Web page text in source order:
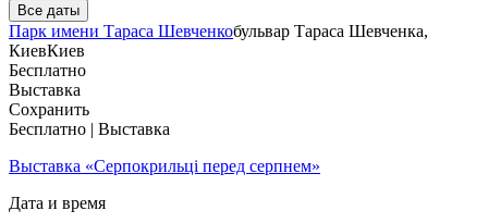
Все даты
Парк имени Тараса Шевченкобульвар Тараса Шевченка,
КиевКиев
Бесплатно
Выставка
Сохранить
Бесплатно | Выставка
Выставка «Серпокрильці перед серпнем»
Дата и время